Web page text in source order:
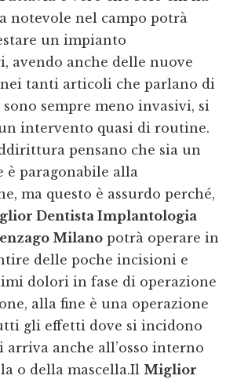
notevole nel campo potrà
un impianto
avendo anche delle nuove
tanti articoli che parlano di
sempre meno invasivi, si
intervento quasi di routine.
pensano che sia un
è paragonabile alla
ma questo è assurdo perché,
Dentista Implantologia
Milano potrà operare in
delle poche incisioni e
dolori in fase di operazione
alla fine è una operazione
gli effetti dove si incidono
arriva anche all’osso interno
o della mascella.Il Miglior